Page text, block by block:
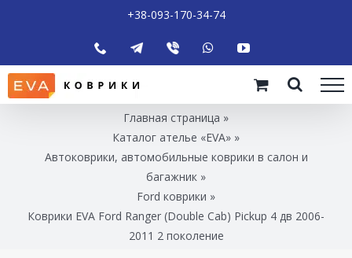
+38-093-170-34-74
Главная страница »
Каталог ателье «EVA» »
Автоковрики, автомобильные коврики в салон и
багажник »
Ford коврики »
Коврики EVA Ford Ranger (Double Cab) Pickup 4 дв 2006-
2011 2 поколение